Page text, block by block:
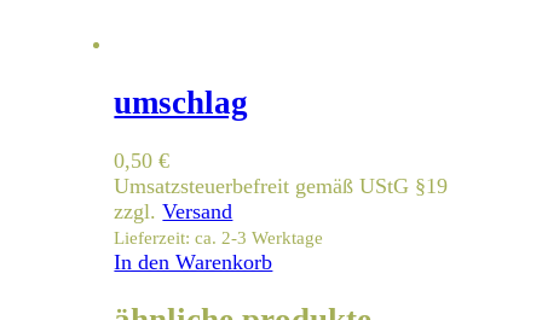
umschlag
0,50€
Umsatzsteuerbefreit gemäß UStG §19
zzgl.Versand
Lieferzeit: ca. 2-3 Werktage
In den Warenkorb